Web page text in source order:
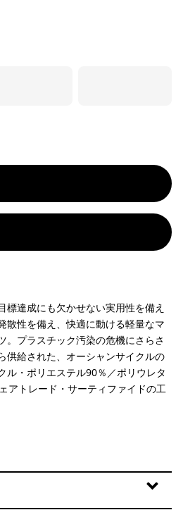
標達成にも欠かせない実用性を備え
散性を備え、快適に動ける軽量なマ
。プラスチック汚染の危機にさらさ
供給された、オーシャンサイクルの
ル・ポリエステル90％／ポリウレタ
アトレード・サーティファイドの工